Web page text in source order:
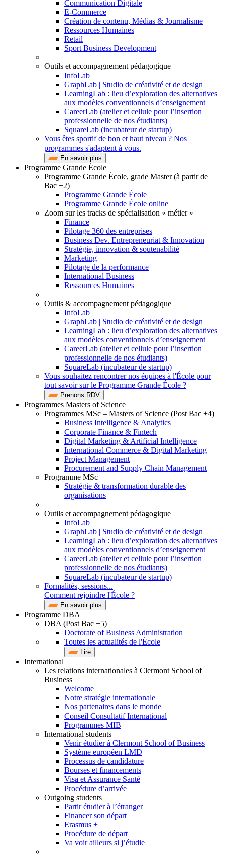
Communication Digitale
E-Commerce
Création de contenu, Médias & Journalisme
Ressources Humaines
Retail
Sport Business Development
Outils et accompagnement pédagogique
InfoLab
GraphLab | Studio de créativité et de design
LearningLab : lieu d’exploration des alternatives
aux modèles conventionnels d’enseignement
CareerLab (atelier et cellule pour l’insertion
professionnelle de nos étudiants)
SquareLab (incubateur de startup)
Vous êtes sportif de bon et haut niveau ? Nos
programmes s'adaptent à vous.
En savoir plus
Programme Grande École
Programme Grande École, grade Master (à partir de
Bac +2)
Programme Grande École
Programme Grande École online
Zoom sur les tracks de spécialisation « métier »
Finance
Pilotage 360 des entreprises
Business Dev. Entrepreneuriat & Innovation
Stratégie, innovation & soutenabilité
Marketing
Pilotage de la performance
International Business
Ressources Humaines
Outils & accompagnement pédagogique
InfoLab
GraphLab | Studio de créativité et de design
LearningLab : lieu d’exploration des alternatives
aux modèles conventionnels d’enseignement
CareerLab (atelier et cellule pour l’insertion
professionnelle de nos étudiants)
SquareLab (incubateur de startup)
Vous souhaitez rencontrer nos équipes à l'École pour
tout savoir sur le Programme Grande École ?
Prenons RDV
Programmes Masters of Science
Programmes MSc – Masters of Science (Post Bac +4)
Business Intelligence & Analytics
Corporate Finance & Fintech
Digital Marketing & Artificial Intelligence
International Commerce & Digital Marketing
Project Management
Procurement and Supply Chain Management
Programme MSc
Stratégie & transformation durable des
organisations
Outils et accompagnement pédagogique
InfoLab
GraphLab | Studio de créativité et de design
LearningLab : lieu d’exploration des alternatives
aux modèles conventionnels d’enseignement
CareerLab (atelier et cellule pour l’insertion
professionnelle de nos étudiants)
SquareLab (incubateur de startup)
Formalités, sessions...
Comment rejoindre l'École ?
En savoir plus
Programme DBA
DBA (Post Bac +5)
Doctorate of Business Administration
Toutes les actualités de l'École
Lire
International
Les relations internationales à Clermont School of
Business
Welcome
Notre stratégie internationale
Nos partenaires dans le monde
Conseil Consultatif International
Programmes MIB
International students
Venir étudier à Clermont School of Business
Système européen LMD
Processus de candidature
Bourses et financements
Visa et Assurance Santé
Procédure d’arrivée
Outgoing students
Partir étudier à l’étranger
Financer son départ
Erasmus +
Procédure de départ
Va voir ailleurs si j’étudie